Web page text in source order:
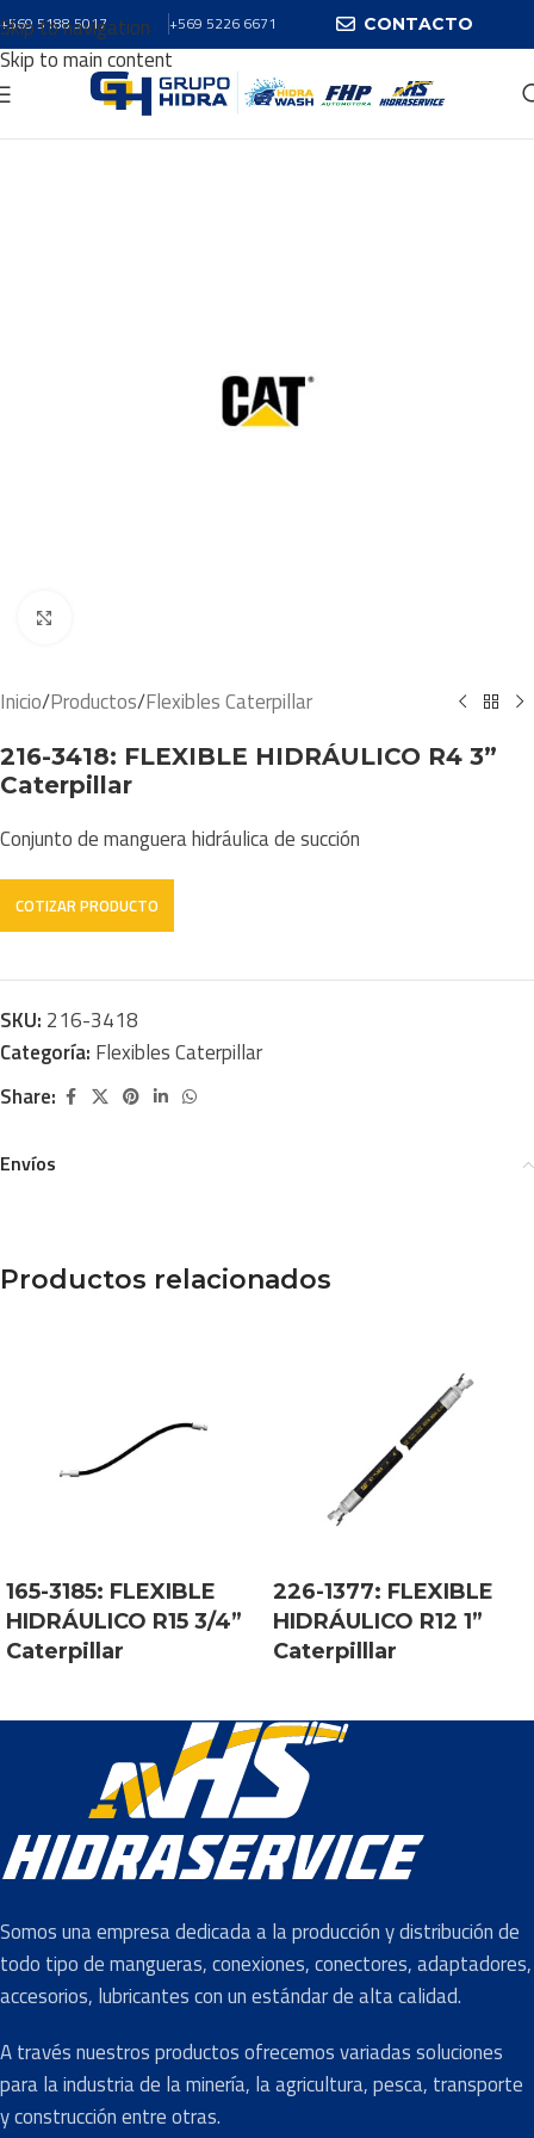
Skip to navigation
Skip to main content
+569 5188 5017 +569 5226 6671 CONTACTO
Inicio/Productos/Flexibles Caterpillar
216-3418: FLEXIBLE HIDRÁULICO R4 3”
Caterpillar
Conjunto de manguera hidráulica de succión
SKU: 216-3418
Categoría: Flexibles Caterpillar
Share:
Envíos
Productos relacionados
165-3185: FLEXIBLE
HIDRÁULICO R15 3/4”
Caterpillar
226-1377: FLEXIBLE
HIDRÁULICO R12 1”
Caterpilllar
Somos una empresa dedicada a la producción y distribución de
todo tipo de mangueras, conexiones, conectores, adaptadores,
accesorios, lubricantes con un estándar de alta calidad.
A través nuestros productos ofrecemos variadas soluciones
para la industria de la minería, la agricultura, pesca, transporte
y construcción entre otras.